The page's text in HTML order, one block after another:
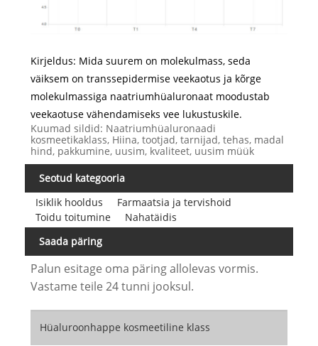
Kirjeldus: Mida suurem on molekulmass, seda
väiksem on transsepidermise veekaotus ja kõrge
molekulmassiga naatriumhüaluronaat moodustab
veekaotuse vähendamiseks vee lukustuskile.
Kuumad sildid: Naatriumhüaluronaadi
kosmeetikaklass, Hiina, tootjad, tarnijad, tehas, madal
hind, pakkumine, uusim, kvaliteet, uusim müük
Seotud kategooria
Isiklik hooldus
Farmaatsia ja tervishoid
Toidu toitumine
Nahatäidis
Saada päring
Palun esitage oma päring allolevas vormis.
Vastame teile 24 tunni jooksul.